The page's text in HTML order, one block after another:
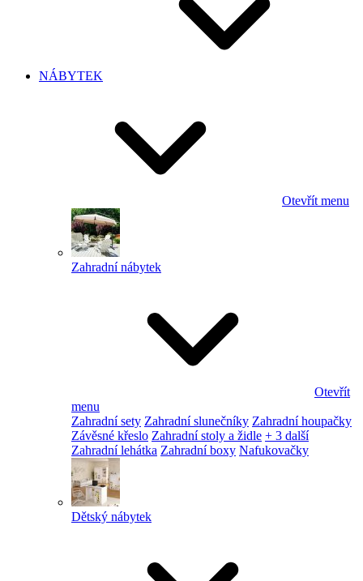
NÁBYTEK
Otevřít menu
Zahradní nábytek
Otevřít
menu
Zahradní sety Zahradní slunečníky Zahradní houpačky
Závěsné křeslo Zahradní stoly a židle + 3 další
Zahradní lehátka Zahradní boxy Nafukovačky
Dětský nábytek